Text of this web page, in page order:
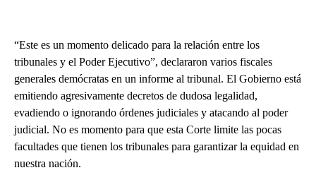
“Este es un momento delicado para la relación entre los
tribunales y el Poder Ejecutivo”, declararon varios fiscales
generales demócratas en un informe al tribunal. El Gobierno está
emitiendo agresivamente decretos de dudosa legalidad,
evadiendo o ignorando órdenes judiciales y atacando al poder
judicial. No es momento para que esta Corte limite las pocas
facultades que tienen los tribunales para garantizar la equidad en
nuestra nación.